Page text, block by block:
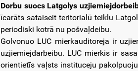
Dorbu suocs Latgolys
īcarāts sataiseit teritorialū teiklu
periodiski kotrā nu pošvaļdeibu.
Golvonuo LUC mierkauditoreja ir
uzjiemiejdarbeibu. LUC mierkis ir
orientietīs vaļsts instituceju